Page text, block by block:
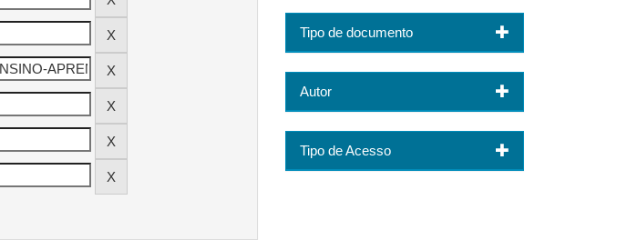
Tipo de documento
Autor
Tipo de Acesso